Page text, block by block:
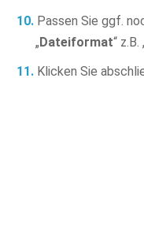
Passen Sie ggf.
„Dateiformat“ z.B.
Klicken Sie